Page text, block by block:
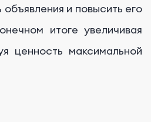
и повысить его
итоге увеличивая
ценность максимальной